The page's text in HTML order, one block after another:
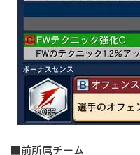
■前所属チーム